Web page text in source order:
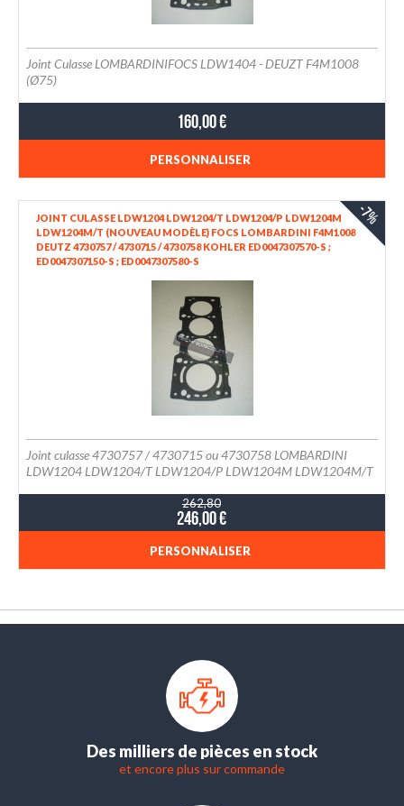
Joint Culasse LOMBARDINIFOCS LDW1404 - DEUZT F4M1008
(Ø75)
160,00 €
PERSONNALISER
JOINT CULASSE LDW1204 LDW1204/T LDW1204/P LDW1204M
LDW1204M/T (NOUVEAU MODÈLE) FOCS LOMBARDINI F4M1008
DEUTZ 4730757 / 4730715 / 4730758 KOHLER ED0047307570-S ;
ED0047307150-S ; ED0047307580-S
-7%
Joint culasse 4730757 / 4730715 ou 4730758 LOMBARDINI
LDW1204 LDW1204/T LDW1204/P LDW1204M LDW1204M/T
262,80
246,00 €
PERSONNALISER
Des milliers de pièces en stock
et encore plus sur commande